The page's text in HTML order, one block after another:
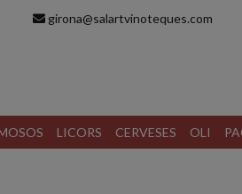
girona@salartvinoteques.com
LICORS CERVESES OLI